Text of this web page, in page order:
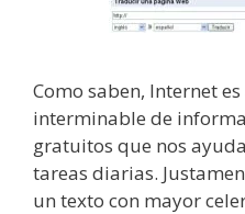
Como saben, Internet
interminable de
gratuitos que nos
tareas diarias.
un texto con mayor